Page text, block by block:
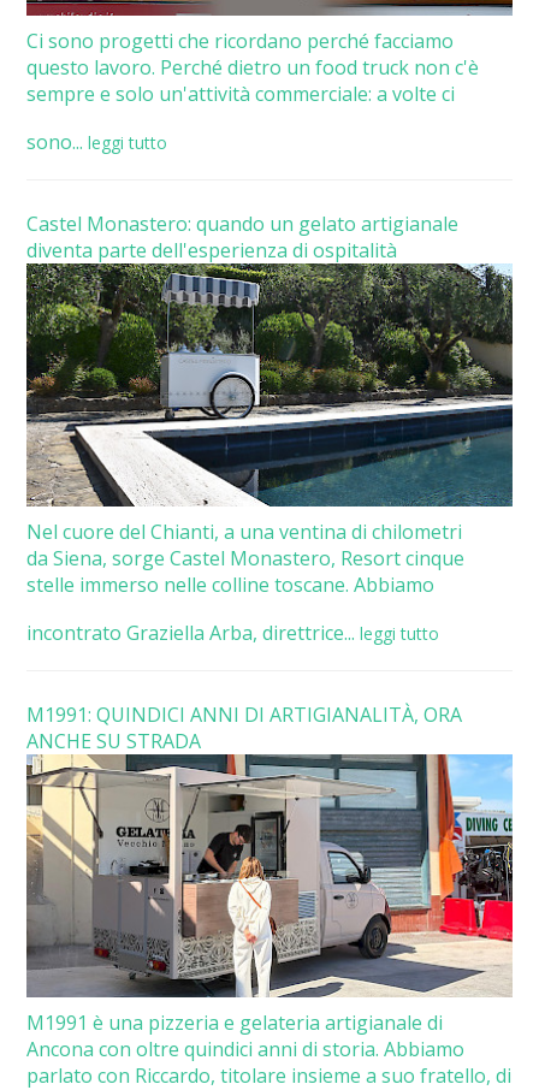
Ci sono progetti che ricordano perché facciamo
questo lavoro. Perché dietro un food truck non c'è
sempre e solo un'attività commerciale: a volte ci
sono... leggi tutto
Castel Monastero: quando un gelato artigianale
diventa parte dell'esperienza di ospitalità
Nel cuore del Chianti, a una ventina di chilometri
da Siena, sorge Castel Monastero, Resort cinque
stelle immerso nelle colline toscane. Abbiamo
incontrato Graziella Arba, direttrice... leggi tutto
M1991: QUINDICI ANNI DI ARTIGIANALITÀ, ORA
ANCHE SU STRADA
M1991 è una pizzeria e gelateria artigianale di
Ancona con oltre quindici anni di storia. Abbiamo
parlato con Riccardo, titolare insieme a suo fratello, di